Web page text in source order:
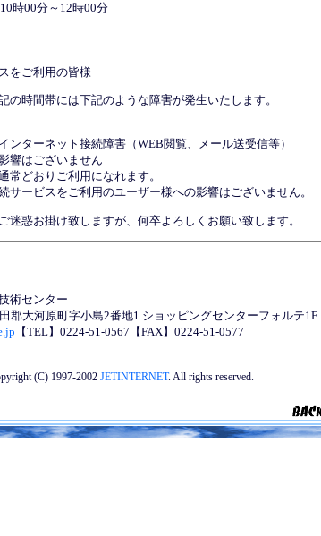
時00分～12時00分
をご利用の皆様
の時間帯には下記のような障害が発生いたします。
ンターネット接続障害（WEB閲覧、メール送受信等）
響はございません
常どおりご利用になれます。
サービスをご利用のユーザー様への影響はございません。
迷惑お掛け致しますが、何卒よろしくお願い致します。
術センター
郡大河原町字小島2番地1 ショッピングセンターフォルテ1F
【TEL】0224-51-0567【FAX】0224-51-0577
(C) 1997-2002 JETINTERNET. All rights reserved.